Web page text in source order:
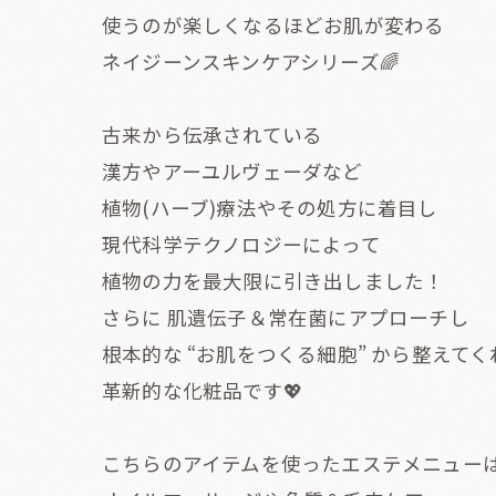
使うのが楽しくなるほどお肌が変わる
ネイジーンスキンケアシリーズ🌈
古来から伝承されている
漢方やアーユルヴェーダなど
植物(ハーブ)療法やその処方に着目し
現代科学テクノロジーによって
植物の力を最大限に引き出しました！
さらに 肌遺伝子＆常在菌にアプローチし
根本的な “お肌をつくる細胞” から整えて
革新的な化粧品です💖
こちらのアイテムを使ったエステメニュー